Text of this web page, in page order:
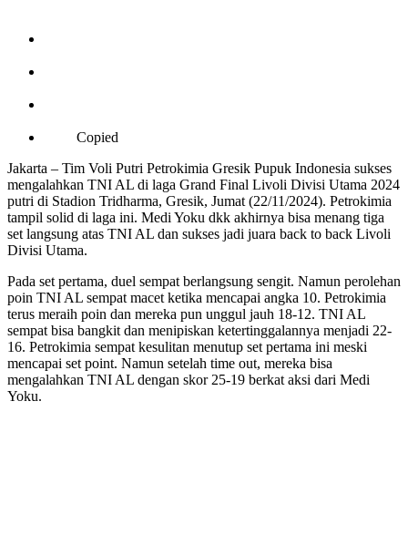
Copied
Jakarta – Tim Voli Putri Petrokimia Gresik Pupuk Indonesia sukses
mengalahkan TNI AL di laga Grand Final Livoli Divisi Utama 2024
putri di Stadion Tridharma, Gresik, Jumat (22/11/2024). Petrokimia
tampil solid di laga ini. Medi Yoku dkk akhirnya bisa menang tiga
set langsung atas TNI AL dan sukses jadi juara back to back Livoli
Divisi Utama.
Pada set pertama, duel sempat berlangsung sengit. Namun perolehan
poin TNI AL sempat macet ketika mencapai angka 10. Petrokimia
terus meraih poin dan mereka pun unggul jauh 18-12. TNI AL
sempat bisa bangkit dan menipiskan ketertinggalannya menjadi 22-
16. Petrokimia sempat kesulitan menutup set pertama ini meski
mencapai set point. Namun setelah time out, mereka bisa
mengalahkan TNI AL dengan skor 25-19 berkat aksi dari Medi
Yoku.